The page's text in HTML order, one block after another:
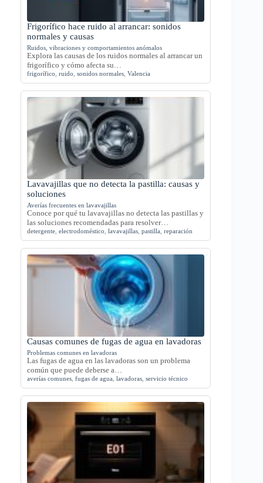
Frigorífico hace ruido al arrancar: sonidos
normales y causas
Ruidos, vibraciones y comportamientos anómalos
Explora las causas de los ruidos normales al arrancar un
frigorífico y cómo afecta su…
frigorífico ruido sonidos normales Valencia
Lavavajillas que no detecta la pastilla: causas y
soluciones
Averías frecuentes en lavavajillas
Conoce por qué tu lavavajillas no detecta las pastillas y
las soluciones recomendadas para resolver…
detergente electrodoméstico lavavajillas pastilla reparación
Causas comunes de fugas de agua en lavadoras
Problemas comunes en lavadoras
Las fugas de agua en las lavadoras son un problema
común que puede deberse a…
averías comunes fugas de agua lavadoras servicio técnico